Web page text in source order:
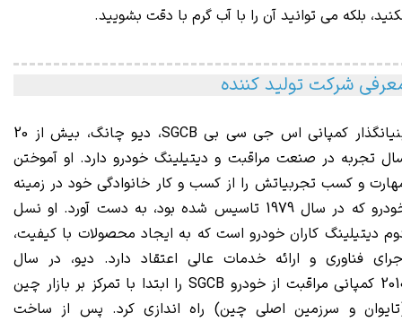
بلکه می توانید آن را با آب گرم با دقت بشویید.
شرکت تولید کننده
کمپانی اس جی سی بی SGCB، دیو چانگ
، بیش از 20
تجربه در صنعت مراقبت و دیتیلینگ خودرو دارد. او آموختن
و کسب تجربیاتش را از کسب و کار خانوادگی خود در زمینه
خودرو که در سال 1979 تاسیس شده بود، به دست آورد. او نسل
دیتیلینگ کاران خودرو است که به ایجاد محصولات با کیفیت،
فناوری و ارائه خدمات عالی اعتقاد دارد. دیو، در سال
2010 کمپانی مراقبت از خودرو SGCB را ابتدا با تمرکز بر بازار چین
و سرزمین اصلی چین) راه اندازی کرد. پس از ساخت